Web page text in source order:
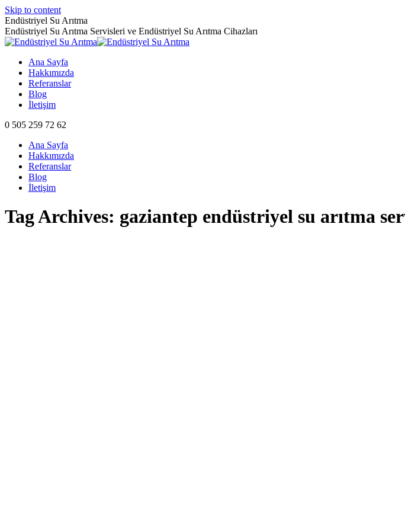
Skip to content
Endüstriyel Su Arıtma
Endüstriyel Su Arıtma Servisleri ve Endüstriyel Su Arıtma Cihazları
Ana Sayfa
Hakkımızda
Referanslar
Blog
İletişim
0 505 259 72 62
Ana Sayfa
Hakkımızda
Referanslar
Blog
İletişim
Tag Archives: gaziantep endüstriyel su arıtma